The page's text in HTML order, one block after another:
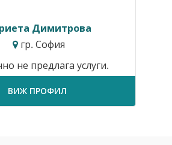
Димитрова
гр. София
не предлага услуги.
ВИЖ ПРОФИЛ